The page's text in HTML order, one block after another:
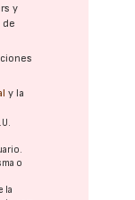
y
de
y la
o
la